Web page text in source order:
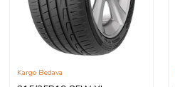
Kargo Bedava